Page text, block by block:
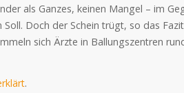
als Ganzes, keinen Mangel – im
Doch der Schein trügt, so das
sich Ärzte in Ballungszentren
.